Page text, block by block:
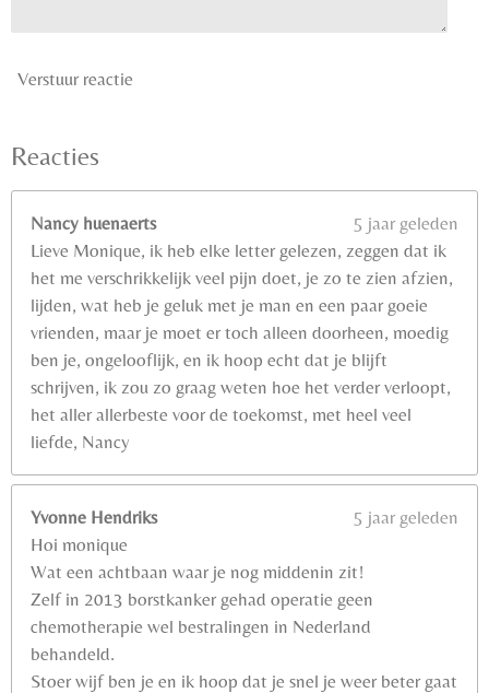
Verstuur reactie
Reacties
Nancy huenaerts
5 jaar geleden
Lieve Monique, ik heb elke letter gelezen, zeggen dat ik
het me verschrikkelijk veel pijn doet, je zo te zien afzien,
lijden, wat heb je geluk met je man en een paar goeie
vrienden, maar je moet er toch alleen doorheen, moedig
ben je, ongelooflijk, en ik hoop echt dat je blijft
schrijven, ik zou zo graag weten hoe het verder verloopt,
het aller allerbeste voor de toekomst, met heel veel
liefde, Nancy
Yvonne Hendriks
5 jaar geleden
Hoi monique
Wat een achtbaan waar je nog middenin zit!
Zelf in 2013 borstkanker gehad operatie geen
chemotherapie wel bestralingen in Nederland
behandeld.
Stoer wijf ben je en ik hoop dat je snel je weer beter gaat